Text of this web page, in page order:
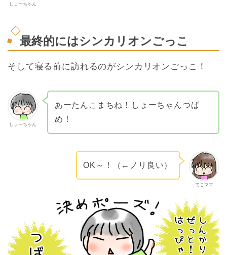
しょーちゃん
最終的にはシンカリオンごっこ
そして寝る前に訪れるのがシンカリオンごっこ！
しょーちゃん
あーたんこまちね！しょーちゃんつば
め！
てこママ
OK～！（←ノリ良い）